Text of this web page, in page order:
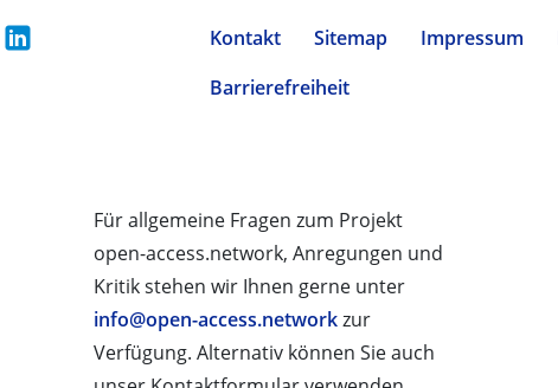
Kontakt Sitemap Impressum
Barrierefreiheit
Für allgemeine Fragen zum Projekt
open-access.network, Anregungen und
Kritik stehen wir Ihnen gerne unter
info@open-access.networkzur
Verfügung. Alternativ können Sie auch